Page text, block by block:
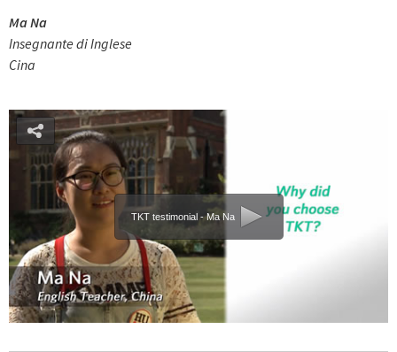
Ma Na
Insegnante di Inglese
Cina
TKT testimonial - Ma Na